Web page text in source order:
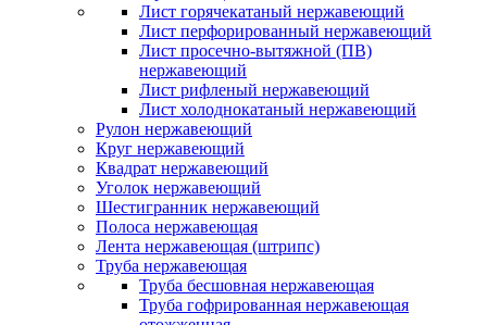
Лист горячекатаный нержавеющий
Лист перфорированный нержавеющий
Лист просечно-вытяжной (ПВ)
нержавеющий
Лист рифленый нержавеющий
Лист холоднокатаный нержавеющий
Рулон нержавеющий
Круг нержавеющий
Квадрат нержавеющий
Уголок нержавеющий
Шестигранник нержавеющий
Полоса нержавеющая
Лента нержавеющая (штрипс)
Труба нержавеющая
Труба бесшовная нержавеющая
Труба гофрированная нержавеющая